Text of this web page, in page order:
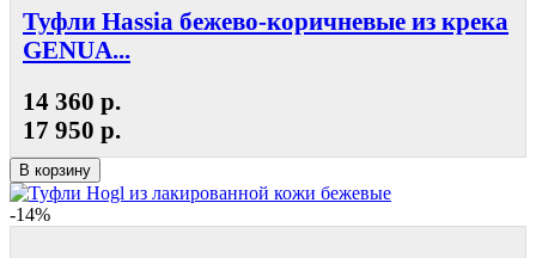
Туфли Hassia бежево-коричневые из крека
GENUA...
14 360 р.
17 950 р.
В корзину
-14%